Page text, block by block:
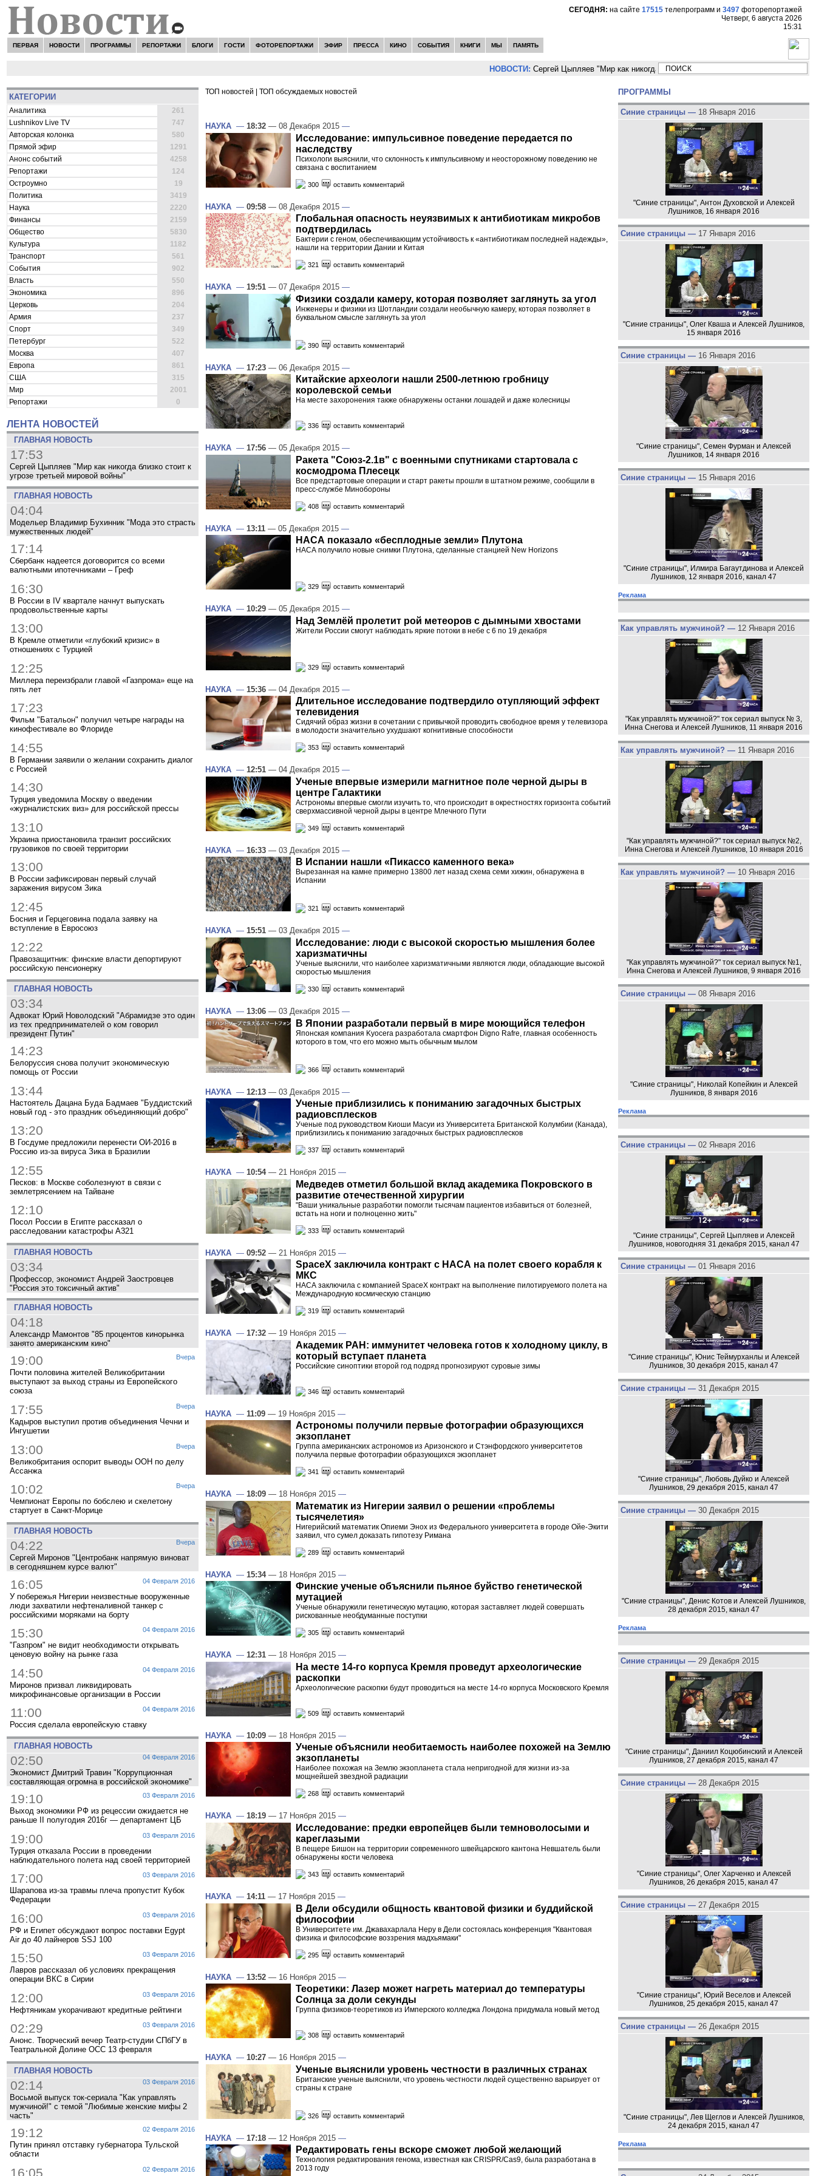
СЕГОДНЯ: на сайте 17515 телепрограмм и 3497 фоторепортажей
Четверг, 6 августа 2026
15:31
ПЕРВАЯ НОВОСТИ ПРОГРАММЫ РЕПОРТАЖИ БЛОГИ ГОСТИ ФОТОРЕПОРТАЖИ ЭФИР ПРЕССА КИНО СОБЫТИЯ КНИГИ МЫ ПАМЯТЬ
НОВОСТИ: Сергей Цыпляев "Мир как никогда близко стоит к угрозе третьей мировой войны"
КАТЕГОРИИ
Аналитика
261
Lushnikov Live TV
747
Авторская колонка
580
Прямой эфир
1291
Анонс событий
4258
Репортажи
124
Остроумно
19
Политика
3419
Наука
2220
Финансы
2159
Общество
5830
Культура
1182
Транспорт
561
События
902
Власть
550
Экономика
896
Церковь
204
Армия
237
Спорт
349
Петербург
522
Москва
407
Европа
861
США
315
Мир
2001
Репортажи
0
ЛЕНТА НОВОСТЕЙ
ГЛАВНАЯ НОВОСТЬ
17:53
Сергей Цыпляев "Мир как никогда близко стоит к
угрозе третьей мировой войны"
ГЛАВНАЯ НОВОСТЬ
04:04
Модельер Владимир Бухинник "Мода это страсть
мужественных людей"
17:14
Сбербанк надеется договорится со всеми
валютными ипотечниками – Греф
16:30
В России в IV квартале начнут выпускать
продовольственные карты
13:00
В Кремле отметили «глубокий кризис» в
отношениях с Турцией
12:25
Миллера переизбрали главой «Газпрома» еще на
пять лет
17:23
Фильм "Батальон" получил четыре награды на
кинофестивале во Флориде
14:55
В Германии заявили о желании сохранить диалог
с Россией
14:30
Турция уведомила Москву о введении
«журналистских виз» для российской прессы
13:10
Украина приостановила транзит российских
грузовиков по своей территории
13:00
В России зафиксирован первый случай
заражения вирусом Зика
12:45
Босния и Герцеговина подала заявку на
вступление в Евросоюз
12:22
Правозащитник: финские власти депортируют
российскую пенсионерку
ГЛАВНАЯ НОВОСТЬ
03:34
Адвокат Юрий Новолодский "Абрамидзе это один
из тех предпринимателей о ком говорил
президент Путин"
14:23
Белоруссия снова получит экономическую
помощь от России
13:44
Настоятель Дацана Буда Бадмаев "Буддистский
новый год - это праздник объединяющий добро"
13:20
В Госдуме предложили перенести ОИ-2016 в
Россию из-за вируса Зика в Бразилии
12:55
Песков: в Москве соболезнуют в связи с
землетрясением на Тайване
12:10
Посол России в Египте рассказал о
расследовании катастрофы A321
ГЛАВНАЯ НОВОСТЬ
03:34
Профессор, экономист Андрей Заостровцев
"Россия это токсичный актив"
ГЛАВНАЯ НОВОСТЬ
04:18
Александр Мамонтов "85 процентов кинорынка
занято американским кино"
Вчера
19:00
Почти половина жителей Великобритании
выступают за выход страны из Европейского
союза
Вчера
17:55
Кадыров выступил против объединения Чечни и
Ингушетии
Вчера
13:00
Великобритания оспорит выводы ООН по делу
Ассанжа
Вчера
10:02
Чемпионат Европы по бобслею и скелетону
стартует в Санкт-Морице
ГЛАВНАЯ НОВОСТЬ
Вчера
04:22
Сергей Миронов "Центробанк напрямую виноват
в сегодняшнем курсе валют"
04 Февраля 2016
16:05
У побережья Нигерии неизвестные вооруженные
люди захватили нефтеналивной танкер с
российскими моряками на борту
04 Февраля 2016
15:30
"Газпром" не видит необходимости открывать
ценовую войну на рынке газа
04 Февраля 2016
14:50
Миронов призвал ликвидировать
микрофинансовые организации в России
04 Февраля 2016
11:00
Россия сделала европейскую ставку
ГЛАВНАЯ НОВОСТЬ
04 Февраля 2016
02:50
Экономист Дмитрий Травин "Коррупционная
составляющая огромна в российской экономике"
03 Февраля 2016
19:10
Выход экономики РФ из рецессии ожидается не
раньше II полугодия 2016г — департамент ЦБ
03 Февраля 2016
19:00
Турция отказала России в проведении
наблюдательного полета над своей территорией
03 Февраля 2016
17:00
Шарапова из-за травмы плеча пропустит Кубок
Федерации
03 Февраля 2016
16:00
РФ и Египет обсуждают вопрос поставки Egypt
Air до 40 лайнеров SSJ 100
03 Февраля 2016
15:50
Лавров рассказал об условиях прекращения
операции ВКС в Сирии
03 Февраля 2016
12:00
Нефтяникам укорачивают кредитные рейтинги
03 Февраля 2016
02:29
Анонс. Творческий вечер Театр-студии СПбГУ в
Театральной Долине ОСС 13 февраля
ГЛАВНАЯ НОВОСТЬ
03 Февраля 2016
02:14
Восьмой выпуск ток-сериала "Как управлять
мужчиной!" с темой "Любимые женские мифы 2
часть"
02 Февраля 2016
19:12
Путин принял отставку губернатора Тульской
области
02 Февраля 2016
16:05
ТОП новостей ТОП обсуждаемых новостей
НАУКА — 18:32 — 08 Декабря 2015 —
Исследование: импульсивное поведение передается по
наследству
Психологи выяснили, что склонность к импульсивному и неосторожному поведению не
связана с воспитанием
300 оставить комментарий
НАУКА — 09:58 — 08 Декабря 2015 —
Глобальная опасность неуязвимых к антибиотикам микробов
подтвердилась
Бактерии с геном, обеспечивающим устойчивость к «антибиотикам последней надежды»,
нашли на территории Дании и Китая
321 оставить комментарий
НАУКА — 19:51 — 07 Декабря 2015 —
Физики создали камеру, которая позволяет заглянуть за угол
Инженеры и физики из Шотландии создали необычную камеру, которая позволяет в
буквальном смысле заглянуть за угол
390 оставить комментарий
НАУКА — 17:23 — 06 Декабря 2015 —
Китайские археологи нашли 2500-летнюю гробницу
королевской семьи
На месте захоронения также обнаружены останки лошадей и даже колесницы
336 оставить комментарий
НАУКА — 17:56 — 05 Декабря 2015 —
Ракета "Союз-2.1в" с военными спутниками стартовала с
космодрома Плесецк
Все предстартовые операции и старт ракеты прошли в штатном режиме, сообщили в
пресс-службе Минобороны
408 оставить комментарий
НАУКА — 13:11 — 05 Декабря 2015 —
НАСА показало «бесплодные земли» Плутона
НАСА получило новые снимки Плутона, сделанные станцией New Horizons
329 оставить комментарий
НАУКА — 10:29 — 05 Декабря 2015 —
Над Землёй пролетит рой метеоров с дымными хвостами
Жители России смогут наблюдать яркие потоки в небе с 6 по 19 декабря
329 оставить комментарий
НАУКА — 15:36 — 04 Декабря 2015 —
Длительное исследование подтвердило отупляющий эффект
телевидения
Сидячий образ жизни в сочетании с привычкой проводить свободное время у телевизора
в молодости значительно ухудшают когнитивные способности
353 оставить комментарий
НАУКА — 12:51 — 04 Декабря 2015 —
Ученые впервые измерили магнитное поле черной дыры в
центре Галактики
Астрономы впервые смогли изучить то, что происходит в окрестностях горизонта событий
сверхмассивной черной дыры в центре Млечного Пути
349 оставить комментарий
НАУКА — 16:33 — 03 Декабря 2015 —
В Испании нашли «Пикассо каменного века»
Вырезанная на камне примерно 13800 лет назад схема семи хижин, обнаружена в
Испании
321 оставить комментарий
НАУКА — 15:51 — 03 Декабря 2015 —
Исследование: люди с высокой скоростью мышления более
харизматичны
Ученые выяснили, что наиболее харизматичными являются люди, обладающие высокой
скоростью мышления
330 оставить комментарий
НАУКА — 13:06 — 03 Декабря 2015 —
В Японии разработали первый в мире моющийся телефон
Японская компания Kyocera разработала смартфон Digno Rafre, главная особенность
которого в том, что его можно мыть обычным мылом
366 оставить комментарий
НАУКА — 12:13 — 03 Декабря 2015 —
Ученые приблизились к пониманию загадочных быстрых
радиовсплесков
Ученые под руководством Киоши Масуи из Университета Британской Колумбии (Канада),
приблизились к пониманию загадочных быстрых радиовсплесков
337 оставить комментарий
НАУКА — 10:54— 21 Ноября 2015 —
Медведев отметил большой вклад академика Покровского в
развитие отечественной хирургии
"Ваши уникальные разработки помогли тысячам пациентов избавиться от болезней,
встать на ноги и полноценно жить"
333 оставить комментарий
НАУКА — 09:52 — 21 Ноября 2015 —
SpaceX заключила контракт с НАСА на полет своего корабля к
МКС
НАСА заключила с компанией SpaceX контракт на выполнение пилотируемого полета на
Международную космическую станцию
319 оставить комментарий
НАУКА — 17:32 — 19 Ноября 2015 —
Академик РАН: иммунитет человека готов к холодному циклу, в
который вступает планета
Российские синоптики второй год подряд прогнозируют суровые зимы
346 оставить комментарий
НАУКА — 11:09 — 19 Ноября 2015 —
Астрономы получили первые фотографии образующихся
экзопланет
Группа американских астрономов из Аризонского и Стэнфордского университетов
получила первые фотографии образующихся экзопланет
341 оставить комментарий
НАУКА — 18:09 — 18 Ноября 2015 —
Математик из Нигерии заявил о решении «проблемы
тысячелетия»
Нигерийский математик Опиеми Энох из Федерального университета в городе Ойе-Экити
заявил, что сумел доказать гипотезу Римана
289 оставить комментарий
НАУКА — 15:34— 18 Ноября 2015 —
Финские ученые объяснили пьяное буйство генетической
мутацией
Ученые обнаружили генетическую мутацию, которая заставляет людей совершать
рискованные необдуманные поступки
305 оставить комментарий
НАУКА — 12:31 — 18 Ноября 2015 —
На месте 14-го корпуса Кремля проведут археологические
раскопки
Археологические раскопки будут проводиться на месте 14-го корпуса Московского Кремля
509 оставить комментарий
НАУКА — 10:09 — 18 Ноября 2015 —
Ученые объяснили необитаемость наиболее похожей на Землю
экзопланеты
Наиболее похожая на Землю экзопланета стала непригодной для жизни из-за
мощнейшей звездной радиации
268 оставить комментарий
НАУКА — 18:19 — 17 Ноября 2015 —
Исследование: предки европейцев были темноволосыми и
кареглазыми
В пещере Бишон на территории современного швейцарского кантона Невшатель были
обнаружены кости человека
343 оставить комментарий
НАУКА — 14:11 — 17 Ноября 2015 —
В Дели обсудили общность квантовой физики и буддийской
философии
В Университете им. Джавахарлала Неру в Дели состоялась конференция "Квантовая
физика и философские воззрения мадхьямаки"
295 оставить комментарий
НАУКА — 13:52 — 16 Ноября 2015 —
Теоретики: Лазер может нагреть материал до температуры
Солнца за доли секунды
Группа физиков-теоретиков из Имперского колледжа Лондона придумала новый метод
308 оставить комментарий
НАУКА — 10:27 — 16 Ноября 2015 —
Ученые выяснили уровень честности в различных странах
Британские ученые выяснили, что уровень честности людей существенно варьирует от
страны к стране
326 оставить комментарий
НАУКА — 17:18 — 12 Ноября 2015 —
Редактировать гены вскоре сможет любой желающий
Технология редактирования генома, известная как CRISPR/Cas9, была разработана в
2013 году
ПРОГРАММЫ
Синие страницы — 18 Января 2016
"Синие страницы", Антон Духовской и Алексей
Лушников, 16 января 2016
Синие страницы — 17 Января 2016
"Синие страницы", Олег Кваша и Алексей Лушников,
15 января 2016
Синие страницы — 16 Января 2016
"Синие страницы", Семен Фурман и Алексей
Лушников, 14 января 2016
Синие страницы — 15 Января 2016
"Синие страницы", Илмира Багаутдинова и Алексей
Лушников, 12 января 2016, канал 47
Реклама
Как управлять мужчиной? — 12 Января 2016
"Как управлять мужчиной?" ток сериал выпуск № 3,
Инна Снегова и Алексей Лушников, 11 января 2016
Как управлять мужчиной? — 11 Января 2016
"Как управлять мужчиной?" ток сериал выпуск №2,
Инна Снегова и Алексей Лушников, 10 января 2016
Как управлять мужчиной? — 10 Января 2016
"Как управлять мужчиной?" ток сериал выпуск №1,
Инна Снегова и Алексей Лушников, 9 января 2016
Синие страницы — 08 Января 2016
"Синие страницы", Николай Копейкин и Алексей
Лушников, 8 января 2016
Реклама
Синие страницы — 02 Января 2016
"Синие страницы", Сергей Цыпляев и Алексей
Лушников, новогодняя 31 декабря 2015, канал 47
Синие страницы — 01 Января 2016
"Синие страницы", Юнис Теймурханлы и Алексей
Лушников, 30 декабря 2015, канал 47
Синие страницы — 31 Декабря 2015
"Синие страницы", Любовь Дуйко и Алексей
Лушников, 29 декабря 2015, канал 47
Синие страницы — 30 Декабря 2015
"Синие страницы", Денис Котов и Алексей Лушников,
28 декабря 2015, канал 47
Реклама
Синие страницы — 29 Декабря 2015
"Синие страницы", Даниил Коцюбинский и Алексей
Лушников, 27 декабря 2015, канал 47
Синие страницы — 28 Декабря 2015
"Синие страницы", Олег Харченко и Алексей
Лушников, 26 декабря 2015, канал 47
Синие страницы — 27 Декабря 2015
"Синие страницы", Юрий Веселов и Алексей
Лушников, 25 декабря 2015, канал 47
Синие страницы — 26 Декабря 2015
"Синие страницы", Лев Щеглов и Алексей Лушников,
24 декабря 2015, канал 47
Реклама